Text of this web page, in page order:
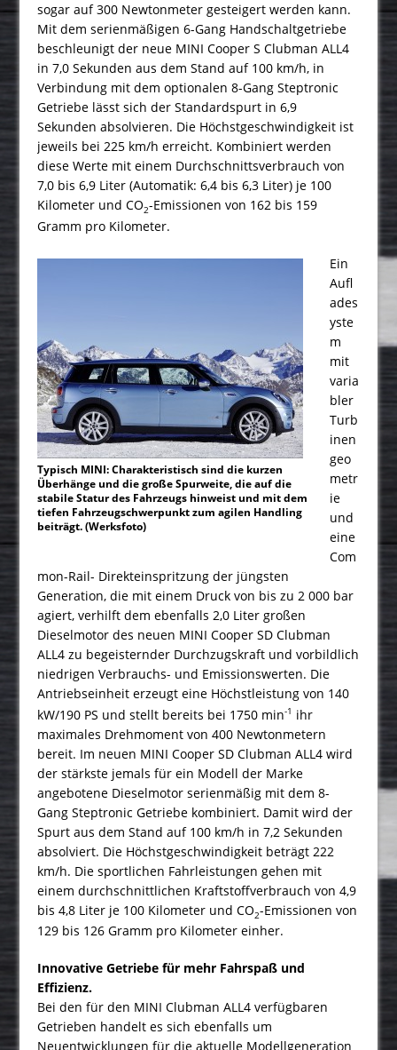
sogar auf 300 Newtonmeter gesteigert werden kann.
Mit dem serienmäßigen 6-Gang Handschaltgetriebe
beschleunigt der neue MINI Cooper S Clubman ALL4
in 7,0 Sekunden aus dem Stand auf 100 km/h, in
Verbindung mit dem optionalen 8-Gang Steptronic
Getriebe lässt sich der Standardspurt in 6,9
Sekunden absolvieren. Die Höchstgeschwindigkeit ist
jeweils bei 225 km/h erreicht. Kombiniert werden
diese Werte mit einem Durchschnittsverbrauch von
7,0 bis 6,9 Liter (Automatik: 6,4 bis 6,3 Liter) je 100
Kilometer und CO2-Emissionen von 162 bis 159
Gramm pro Kilometer.
Typisch MINI: Charakteristisch sind die kurzen
Überhänge und die große Spurweite, die auf die
stabile Statur des Fahrzeugs hinweist und mit dem
tiefen Fahrzeugschwerpunkt zum agilen Handling
beiträgt. (Werksfoto)
Ein
Aufl
ades
yste
m
mit
varia
bler
Turb
inen
geo
metr
ie
und
eine
Com
mon-Rail- Direkteinspritzung der jüngsten
Generation, die mit einem Druck von bis zu 2 000 bar
agiert, verhilft dem ebenfalls 2,0 Liter großen
Dieselmotor des neuen MINI Cooper SD Clubman
ALL4 zu begeisternder Durchzugskraft und vorbildlich
niedrigen Verbrauchs- und Emissionswerten. Die
Antriebseinheit erzeugt eine Höchstleistung von 140
kW/190 PS und stellt bereits bei 1750 min-1 ihr
maximales Drehmoment von 400 Newtonmetern
bereit. Im neuen MINI Cooper SD Clubman ALL4 wird
der stärkste jemals für ein Modell der Marke
angebotene Dieselmotor serienmäßig mit dem 8-
Gang Steptronic Getriebe kombiniert. Damit wird der
Spurt aus dem Stand auf 100 km/h in 7,2 Sekunden
absolviert. Die Höchstgeschwindigkeit beträgt 222
km/h. Die sportlichen Fahrleistungen gehen mit
einem durchschnittlichen Kraftstoffverbrauch von 4,9
bis 4,8 Liter je 100 Kilometer und CO2-Emissionen von
129 bis 126 Gramm pro Kilometer einher.
Innovative Getriebe für mehr Fahrspaß und
Effizienz.
Bei den für den MINI Clubman ALL4 verfügbaren
Getrieben handelt es sich ebenfalls um
Neuentwicklungen für die aktuelle Modellgeneration